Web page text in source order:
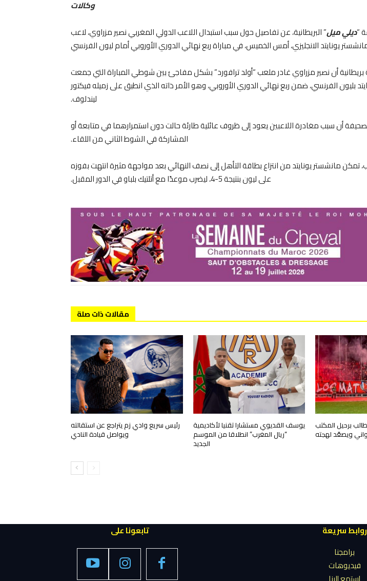
وكالات
“ديلي ميل” البريطانية، عن تفاصيل حول سبب استبدال اللاعب الدولي المغربي نصير مزراوي، لاعب
يونايتد الانجليزي، أمس الخميس، في مباراة ربع نهائي الدوري الأوروبي أمام ليون الفرنسي
أن نصير مزراوي غادر ملعب “أولد ترافورد” بشكل مفاجئ بين شوطي المباراة التي جمعت
بليون الفرنسي، ضمن ربع نهائي الدوري الأوروبي، وهو الأمر ذاته الذي انطبق على زميله فيكتور
ليندلوف.
أن سبب مغادرة اللاعبين يعود إلى ظروف عائلية طارئة حالت دون استمرارهما في متابعة أو
المشاركة في الشوط الثاني من اللقاء.
تمكن مانشستر يونايتد من انتزاع بطاقة التأهل إلى نصف النهائي بعد مواجهة مثيرة انتهت بفوزه
على ليون بنتيجة 5-4، ليضرب موعدًا مع أتلتيك بلباو في الدور المقبل.
مقالات ذات صلة
برحيل المكتب
ويصعّد لهجته
يوسف القديوي مستشارا تقنيا لأكاديمية
“ريال المغرب” انطلاقا من الموسم
الجديد
رئيس سريع وادي زم يتراجع عن استقالته
ويواصل قيادة النادي
تابعونا على
روابط سريعة
برامجنا
فيديوهات